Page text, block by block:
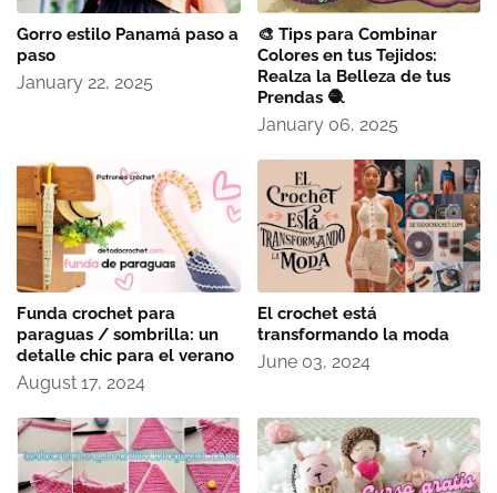
Gorro estilo Panamá paso a
paso
January 22, 2025
🎨 Tips para Combinar
Colores en tus Tejidos:
Realza la Belleza de tus
Prendas 🧶
January 06, 2025
Funda crochet para
paraguas / sombrilla: un
detalle chic para el verano
August 17, 2024
El crochet está
transformando la moda
June 03, 2024